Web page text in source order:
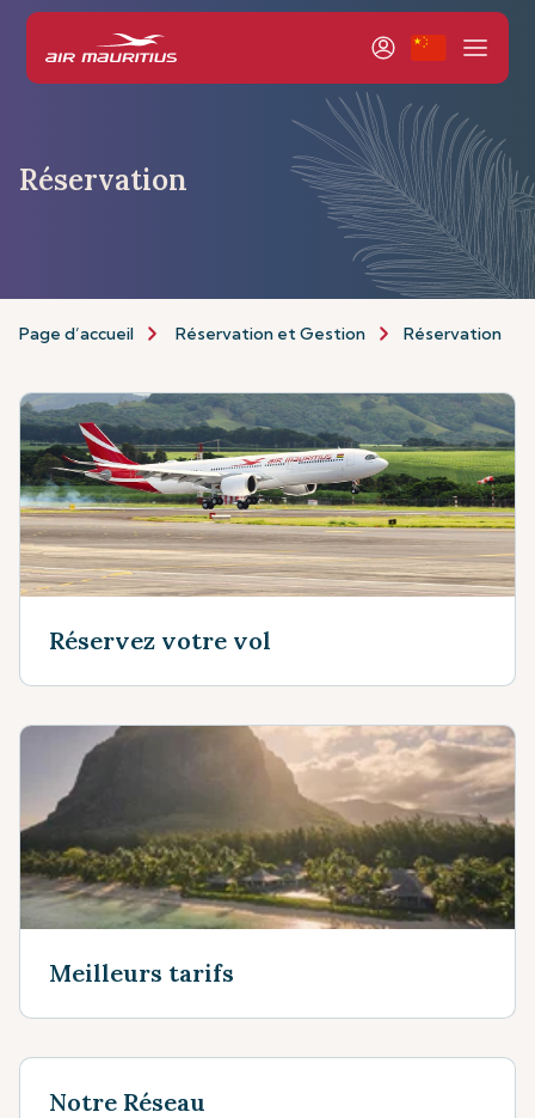
Réservation
Page d’accueil Réservation et Gestion Réservation
Réservez votre vol
Meilleurs tarifs
Notre Réseau